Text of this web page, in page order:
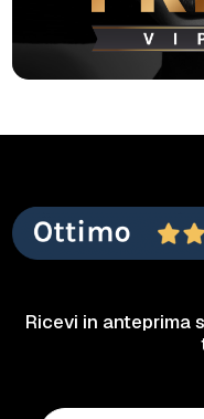
Ricevi in anteprima